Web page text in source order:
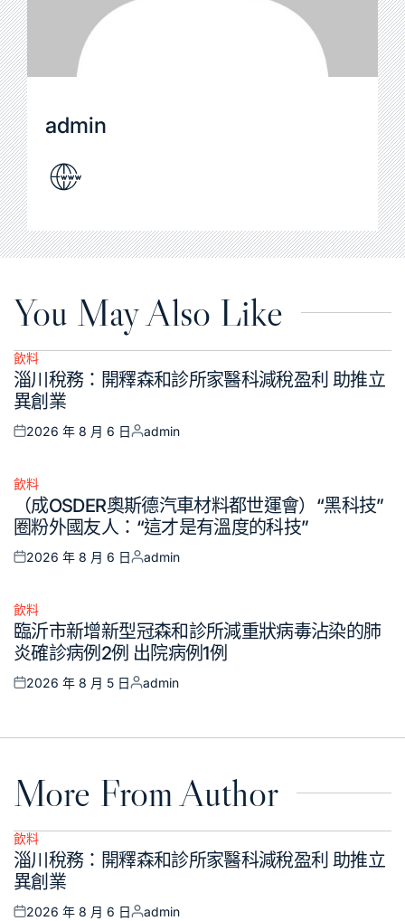
admin
You May Also Like
Posted
in
飲料
淄川稅務：開釋森和診所家醫科減稅盈利 助推立
異創業
Posted
2026 年 8 月 6 日
Posted
admin
Posted
飲料
（成OSDER奧斯德汽車材料都世運會）“黑科技”
圈粉外國友人：“這才是有溫度的科技”
Posted
2026 年 8 月 6 日
Posted
admin
Posted
in
飲料
臨沂市新增新型冠森和診所減重狀病毒沾染的肺
炎確診病例2例 出院病例1例
Posted
2026 年 8 月 5 日
Posted
admin
More From Author
Posted
in
飲料
淄川稅務：開釋森和診所家醫科減稅盈利 助推立
異創業
2026 年 8 月 6 日 admin